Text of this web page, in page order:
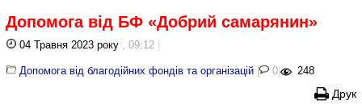
Допомога від БФ «Добрий самарянин»
04 Травня 2023 року , 09:12
Допомога від благодійних фондів та організацій | 0 | 248
Друк